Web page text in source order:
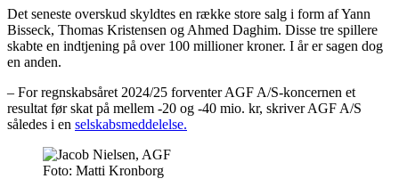
Det seneste overskud skyldtes en række store salg i form af Yann
Bisseck, Thomas Kristensen og Ahmed Daghim. Disse tre spillere
skabte en indtjening på over 100 millioner kroner. I år er sagen dog
en anden.
– For regnskabsåret 2024/25 forventer AGF A/S-koncernen et
resultat før skat på mellem -20 og -40 mio. kr, skriver AGF A/S
således i en selskabsmeddelelse.
Foto: Matti Kronborg